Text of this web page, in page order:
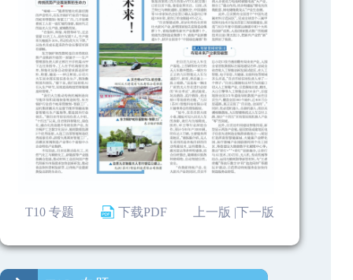
T10 专题 下载PDF 下一版
上一版 |